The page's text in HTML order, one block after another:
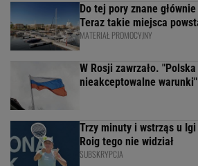
Do tej pory znane
Teraz takie miejsca
MATERIAŁ PROMOCYJNY
W Rosji zawrzało.
nieakceptowalne warunki"
Trzy minuty i wstrząs u
Roig tego nie widział
SUBSKRYPCJA